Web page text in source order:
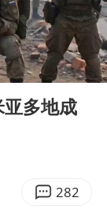
三件套”火了
中国记者
个结
已下架
河南警方公开征集黑恶犯罪线索
14:29
多地成
282